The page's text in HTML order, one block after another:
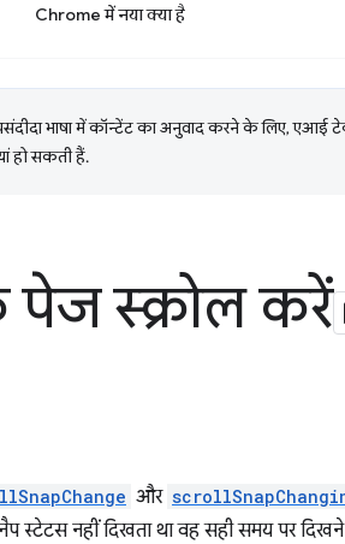
Chrome में नया क्या है
भाषा में कॉन्टेंट का अनुवाद करने के लिए, एआई
हो सकती हैं.
स्क्रोल करें
और
स्टेटस नहीं दिखता था वह सही समय पर